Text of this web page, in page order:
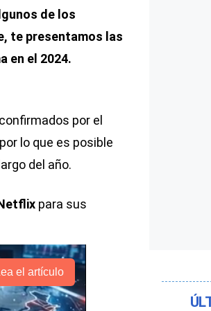
de los
te presentamos las
en el 2024.
por el
por lo que es posible
del año.
para sus
el artículo